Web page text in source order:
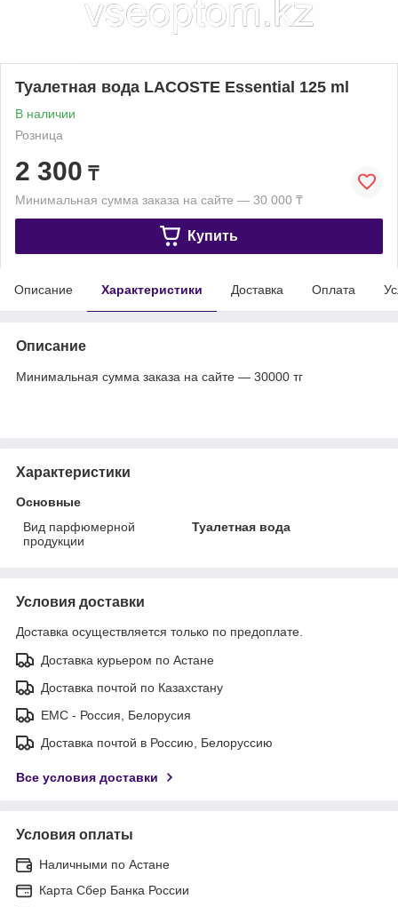
Туалетная вода LACOSTE Essential 125 ml
В наличии
Розница
2 300 ₸
Минимальная сумма заказа на сайте — 30 000 ₸
Купить
Описание Характеристики Доставка Оплата
Описание
Минимальная сумма заказа на сайте — 30000 тг
Характеристики
Основные
Вид парфюмерной
продукции
Туалетная вода
Условия доставки
Доставка осуществляется только по предоплате.
Доставка курьером по Астане
Доставка почтой по Казахстану
ЕМС - Россия, Белорусия
Доставка почтой в Россию, Белоруссию
Все условия доставки
Условия оплаты
Наличными по Астане
Карта Сбер Банка России